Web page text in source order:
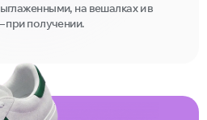
на вешалках и в
при получении.